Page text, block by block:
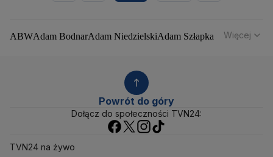
ABWAdam BodnarAdam NiedzielskiAdam Szłapka
Aleksander Kwaśniewski
Alert RCB
Ambasada USA w Polsce
Andrzej Duda Białoruś
Biuro Bezpieczeństwa Narodowego
BrukselaCBŚPCBA
Więcej
Powrót do góry
Dołącz do społeczności TVN24:
TVN24 na żywo